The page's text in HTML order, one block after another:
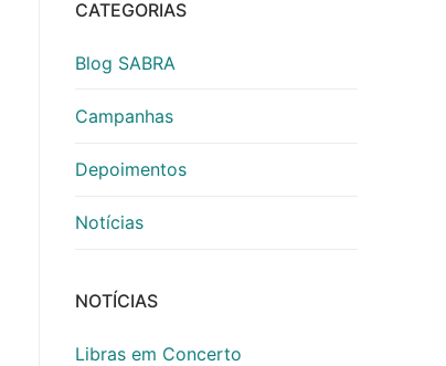
CATEGORIAS
Blog SABRA
Campanhas
Depoimentos
Notícias
NOTÍCIAS
Libras em Concerto